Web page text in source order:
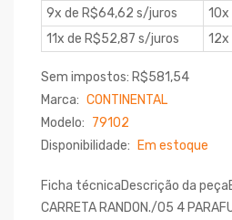
9x de R$64,62 s/juros
10x
11x de R$52,87 s/juros
Sem impostos: R$581,54
Marca: CONTINENTAL
Modelo: 79102
Disponibilidade:
Em estoque
Ficha técnicaDescrição da
CARRETA RANDON./05 4